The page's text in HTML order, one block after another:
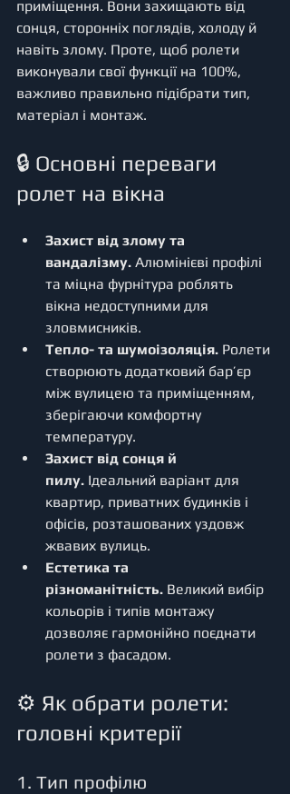
приміщення. Вони захищають від
сонця, сторонніх поглядів, холоду й
навіть злому. Проте, щоб ролети
виконували свої функції на 100%,
важливо правильно підібрати тип,
матеріал і монтаж.
🔒 Основні переваги
ролет на вікна
Захист від злому та
вандалізму. Алюмінієві профілі
та міцна фурнітура роблять
вікна недоступними для
зловмисників.
Тепло- та шумоізоляція. Ролети
створюють додатковий бар’єр
між вулицею та приміщенням,
зберігаючи комфортну
температуру.
Захист від сонця й
пилу. Ідеальний варіант для
квартир, приватних будинків і
офісів, розташованих уздовж
жвавих вулиць.
Естетика та
різноманітність. Великий вибір
кольорів і типів монтажу
дозволяє гармонійно поєднати
ролети з фасадом.
⚙️ Як обрати ролети:
головні критерії
1. Тип профілю